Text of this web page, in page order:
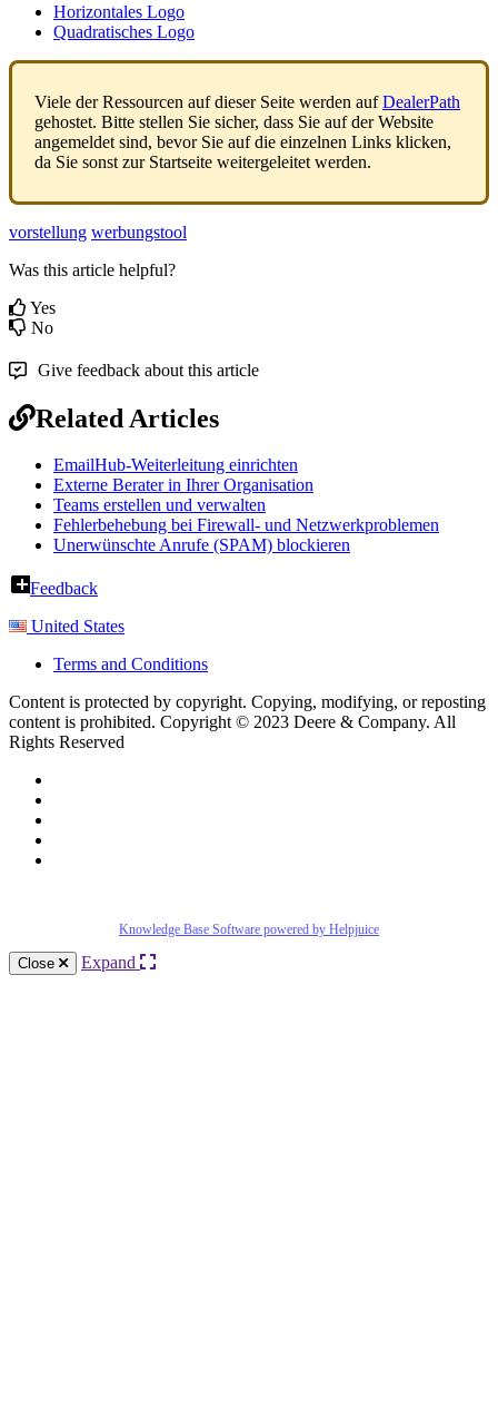
Horizontales Logo
Quadratisches Logo
Viele der Ressourcen auf dieser Seite werden auf DealerPath
gehostet. Bitte stellen Sie sicher, dass Sie auf der Website
angemeldet sind, bevor Sie auf die einzelnen Links klicken,
da Sie sonst zur Startseite weitergeleitet werden.
vorstellung werbungstool
Was this article helpful?
Yes
No
Give feedback about this article
Related Articles
EmailHub-Weiterleitung einrichten
Externe Berater in Ihrer Organisation
Teams erstellen und verwalten
Fehlerbehebung bei Firewall- und Netzwerkproblemen
Unerwünschte Anrufe (SPAM) blockieren
Feedback
United States
Terms and Conditions
Content is protected by copyright. Copying, modifying, or reposting
content is prohibited. Copyright © 2023 Deere & Company. All
Rights Reserved
Knowledge Base Software powered by Helpjuice
Close Expand